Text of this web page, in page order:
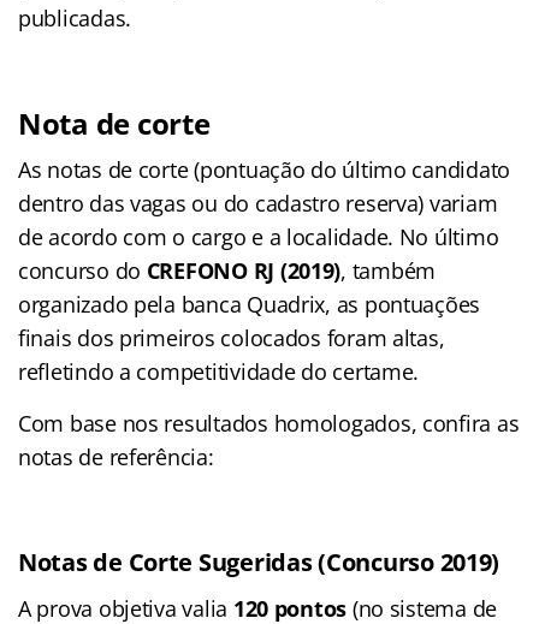
publicadas.
Nota de corte
As notas de corte (pontuação do último candidato
dentro das vagas ou do cadastro reserva) variam
de acordo com o cargo e a localidade. No último
concurso do CREFONO RJ (2019), também
organizado pela banca Quadrix, as pontuações
finais dos primeiros colocados foram altas,
refletindo a competitividade do certame.
Com base nos resultados homologados, confira as
notas de referência:
Notas de Corte Sugeridas (Concurso 2019)
A prova objetiva valia 120 pontos (no sistema de